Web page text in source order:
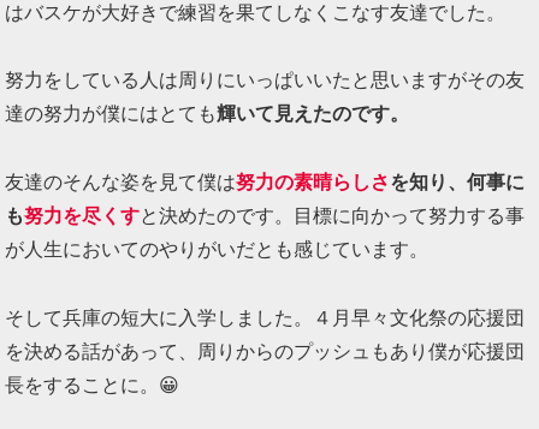
はバスケが大好きで練習を果てしなくこなす友達でした。
努力をしている人は周りにいっぱいいたと思いますがその友
達の努力が僕にはとても輝いて見えたのです。
友達のそんな姿を見て僕は努力の素晴らしさを知り、何事に
も努力を尽くすと決めたのです。目標に向かって努力する事
が人生においてのやりがいだとも感じています。
そして兵庫の短大に入学しました。４月早々文化祭の応援団
を決める話があって、周りからのプッシュもあり僕が応援団
長をすることに。😀